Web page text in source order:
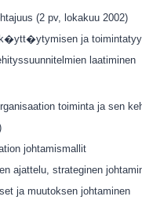
(2 pv, lokakuu 2002)
ja
laatiminen
toiminta ja sen
johtamismallit
ajattelu, strateginen
ja muutoksen johtaminen